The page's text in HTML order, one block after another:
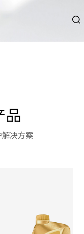
品
决方案